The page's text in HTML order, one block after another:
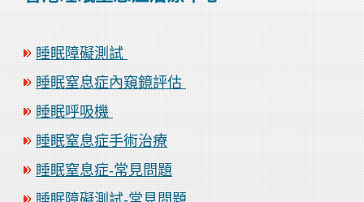
睡眠障礙測試
睡眠窒息症內窺鏡評估
睡眠呼吸機
睡眠窒息症手術治療
睡眠窒息症-常見問題